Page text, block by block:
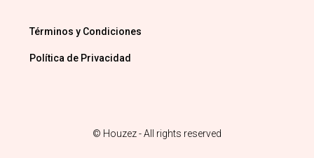
Términos y Condiciones
Política de Privacidad
© Houzez - All rights reserved